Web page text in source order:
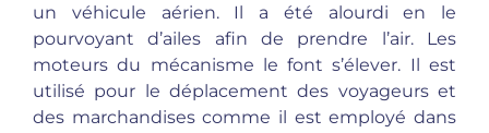
un véhicule aérien. Il a été alourdi en le
pourvoyant d’ailes afin de prendre l’air. Les
moteurs du mécanisme le font s’élever. Il est
utilisé pour le déplacement des voyageurs et
des marchandises comme il est employé dans